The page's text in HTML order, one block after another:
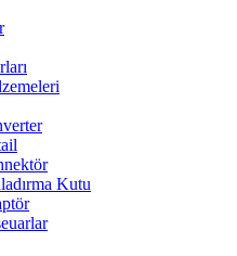
Kutu